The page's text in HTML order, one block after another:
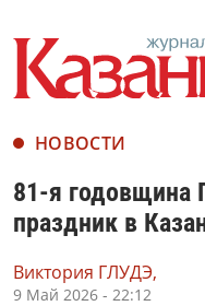
НОВОСТИ
81-я годовщина
праздник в
Виктория ГЛУДЭ,
9 Май 2026 - 22:12